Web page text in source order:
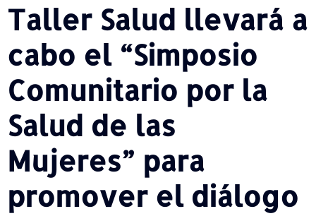
Taller Salud llevará a
cabo el “Simposio
Comunitario por la
Salud de las
Mujeres” para
promover el diálogo